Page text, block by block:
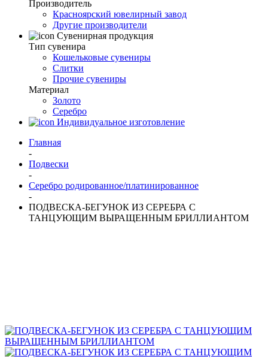
Производитель
Красноярский ювелирный завод
Другие производители
Сувенирная продукция
Тип сувенира
Кошельковые сувениры
Слитки
Прочие сувениры
Материал
Золото
Серебро
Индивидуальное изготовление
Главная
-
Подвески
-
Серебро родированное/платинированное
-
ПОДВЕСКА-БЕГУНОК ИЗ СЕРЕБРА С
ТАНЦУЮЩИМ ВЫРАЩЕННЫМ БРИЛЛИАНТОМ